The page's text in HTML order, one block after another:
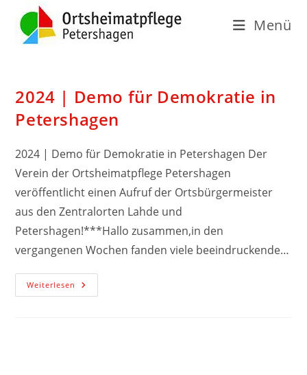
Menü
2024 | Demo für Demokratie in
Petershagen
2024 | Demo für Demokratie in Petershagen Der
Verein der Ortsheimatpflege Petershagen
veröffentlicht einen Aufruf der Ortsbürgermeister
aus den Zentralorten Lahde und
Petershagen!***Hallo zusammen,in den
vergangenen Wochen fanden viele beeindruckende…
Weiterlesen